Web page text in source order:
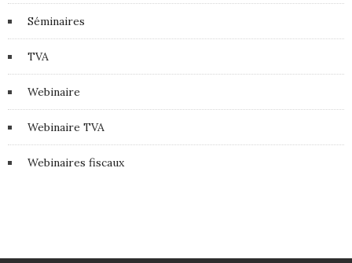
Séminaires
TVA
Webinaire
Webinaire TVA
Webinaires fiscaux